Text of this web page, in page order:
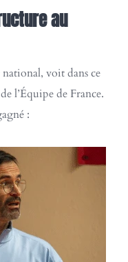
au
voit dans ce
l’Équipe de France.
: